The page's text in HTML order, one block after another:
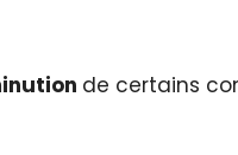
de certains